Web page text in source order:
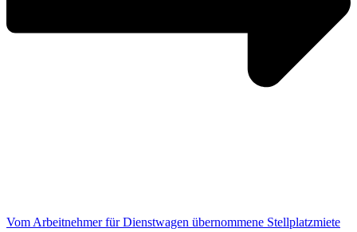
Vom Arbeitnehmer für Dienstwagen übernommene Stellplatzmiete